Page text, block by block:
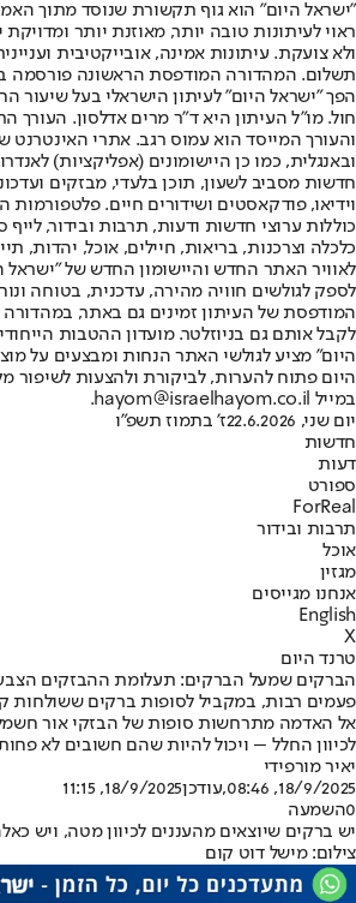
"ישראל היום" הוא גוף תקשורת שנוסד מתוך
ראוי לעיתונות טובה יותר, מאוזנת יותר
ולא צועקת. עיתונות אמינה, אובייקטיבית
הפך "ישראל היום" לעיתון הישראלי בעל שיעור
חול. מו"ל העיתון היא ד"ר מרים אדלסון. העורך
והעורך המייסד הוא עמוס רגב. אתרי האינטרנט
חדשות מסביב לשעון, תוכן בלעדי, מבזקים
וידיאו, פודקאסטים ושידורים חיים. פלטפורמות
כוללות ערוצי חדשות ודעות, תרבות ובידור, לייף
לאוויר האתר החדש והיישומון החדש של
לספק לגולשים חוויה מהירה, עדכנית, בטוחה
המודפסת של העיתון זמינים גם באתר, במהדורה
לקבל אותם גם בניוזלטר. מועדון ההטבות
היום" מציע לגולשי האתר הנחות ומבצעים על
היום פתוח להערות, לביקורת ולהצעות לשיפור
במייל hayom@israelhayom.co.il.
יום שני, 22.6.2026
ז' בתמוז תשפ"ו
חדשות
דעות
ספורט
ForReal
תרבות ובידור
אוכל
מגזין
אנחנו מגייסים
English
X
טרנד היום
הברקים שמעל הברקים: תעלומת ההבזקים
פעמים רבות, במקביל לסופות ברקים ששולחות
אל האדמה מתרחשות סופות של הבזקי אור
לכיוון החלל – ויכול להיות שהם חשובים לא
יאיר מורפידי
18/9/2025, 08:46
,עודכן18/9/2025, 11:15
0השמעה
יש ברקים שיוצאים מהעננים לכיוון מטה, ויש
צילום: מישל דוט קום